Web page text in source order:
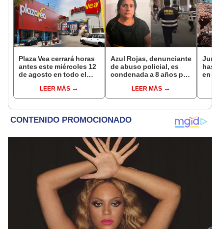
Plaza Vea cerrará horas
antes este miércoles 12
de agosto en todo el
hasta las 7 p.m.
LEER MÁS
Azul Rojas, denunciante
de abuso policial, es
condenada a 8 años por
en TrujilloLEER MÁS
en